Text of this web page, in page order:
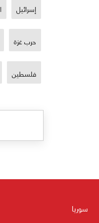
إسرائيل
حرب غزة
فلسطين
سوريا